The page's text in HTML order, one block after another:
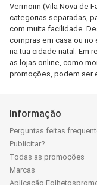
Vermoim (Vila Nova de
categorias separadas,
com muita facilidade.
compras em casa ou no
na tua cidade natal. Em
as lojas online, como
promoções, podem ser
Informação
Perguntas feitas
Publicitar?
Todas as promoções
Marcas
Aplicação